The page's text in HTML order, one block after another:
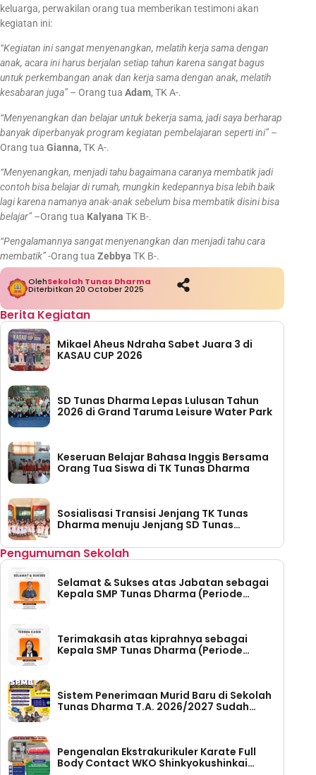
keluarga, perwakilan orang tua memberikan testimoni akan
kegiatan ini:
“Kegiatan ini sangat menyenangkan, melatih kerja sama dengan
anak, acara ini harus berjalan setiap tahun karena sangat bagus
untuk perkembangan anak dan kerja sama dengan anak, melatih
kesabaran juga”– Orang tua Adam, TK A-.
“Menyenangkan dan belajar untuk bekerja sama, jadi saya berharap
banyak diperbanyak program kegiatan pembelajaran seperti ini”–
Orang tua Gianna,TK A-.
“Menyenangkan, menjadi tahu bagaimana caranya membatik jadi
contoh bisa belajar di rumah, mungkin kedepannya bisa lebih baik
lagi karena namanya anak-anak sebelum bisa membatik disini bisa
belajar”–Orang tua Kalyana TK B-.
“Pengalamannya sangat menyenangkan dan menjadi tahu cara
membatik”-Orang tua Zebbya TK B-.
OlehSekolah Tunas Dharma
Diterbitkan 20 October 2025
Berita Kegiatan
Mikael Aheus Ndraha Sabet Juara 3 di
KASAU CUP 2026
SD Tunas Dharma Lepas Lulusan Tahun
2026 di Grand Taruma Leisure Water Park
Keseruan Belajar Bahasa Inggis Bersama
Orang Tua Siswa di TK Tunas Dharma
Sosialisasi Transisi Jenjang TK Tunas
Dharma menuju Jenjang SD Tunas
Pengumuman Sekolah
Selamat & Sukses atas Jabatan sebagai
Kepala SMP Tunas Dharma (Periode
Terimakasih atas kiprahnya sebagai
Kepala SMP Tunas Dharma (Periode
Sistem Penerimaan Murid Baru di Sekolah
Tunas Dharma T.A. 2026/2027 Sudah
Pengenalan Ekstrakurikuler Karate Full
Body Contact WKO Shinkyokushinkai